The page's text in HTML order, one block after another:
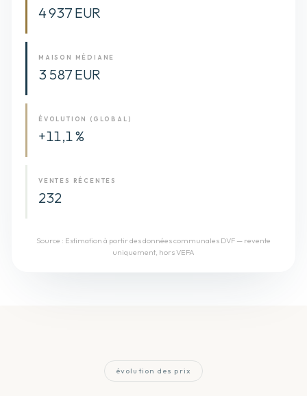
4 937 EUR
MAISON MÉDIANE
3 587 EUR
ÉVOLUTION (GLOBAL)
+11,1 %
VENTES RÉCENTES
232
Source : Estimation à partir des données communales DVF — revente
uniquement, hors VEFA
évolution des prix